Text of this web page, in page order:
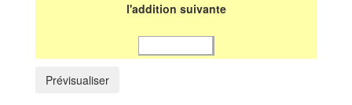
l'addition suivante